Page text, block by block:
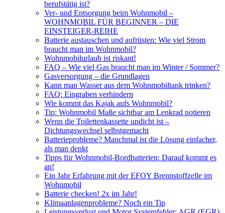
berufstätig ist?
Ver- und Entsorgung beim Wohnmobil –
WOHNMOBIL FÜR BEGINNER – DIE
EINSTEIGER-REIHE
Batterie austauschen und aufrüsten: Wie viel Strom
braucht man im Wohnmobil?
Wohnmobilurlaub ist riskant!
FAQ – Wie viel Gas braucht man im Winter / Sommer?
Gasversorgung – die Grundlagen
Kann man Wasser aus dem Wohnmobiltank trinken?
FAQ: Eingraben verhindern
Wie kommt das Kajak aufs Wohnmobil?
Tip: Wohnmobil Maße sichtbar am Lenkrad notieren
Wenn die Toilettenkassette undicht ist –
Dichtungswechsel selbstgemacht
Batterieprobleme? Manchmal ist die Lösung einfacher,
als man denkt
Tipps für Wohnmobil-Bordbatterien: Darauf kommt es
an!
Ein Jahr Erfahrung mit der EFOY Brennstoffzelle im
Wohnmobil
Batterie checken! 2x im Jahr!
Klimaanlagenprobleme? Noch ein Tip